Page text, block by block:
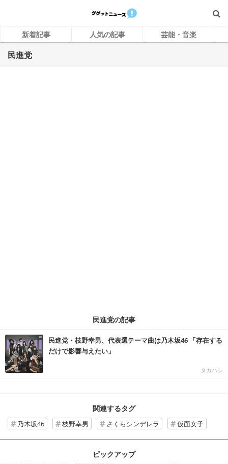
新着記事 人気の記事 芸能・音楽
民進党
民進党の記事
民進党・枝野幸男、代表選テーマ曲は乃木坂46 「存在する
だけで影響与えたい」
タカハシ
関連するタグ
乃木坂46 枝野幸男 さくらシンデレラ 仮面女子
ピックアップ